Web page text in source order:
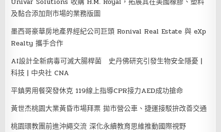
及黏合添加劑市場的業務版圖
墨西哥豪華房地產界經紀公司巨頭 Ronival Real Estate 與 eXp
Realty 攜手合作
AI設計全新病毒可滅大腸桿菌 史丹佛研究引發生物安全隱憂 |
科技 | 中央社 CNA
平鎮男用餐突發休克 119線上指導CPR接力AED成功搶命
黃世杰桃園大業黃昏市場拜票 拋市營公車、捷運接駁拚改善交通
桃園環教團前進沖繩交流 深化永續教育思維推動國際視野